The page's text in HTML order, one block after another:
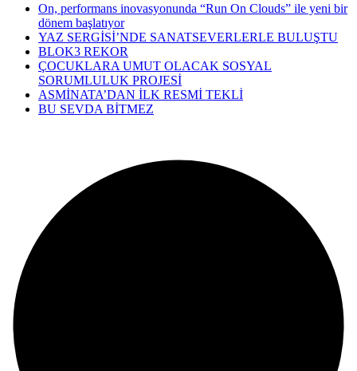
On, performans inovasyonunda “Run On Clouds” ile yeni bir
dönem başlatıyor
YAZ SERGİSİ’NDE SANATSEVERLERLE BULUŞTU
BLOK3 REKOR
ÇOCUKLARA UMUT OLACAK SOSYAL
SORUMLULUK PROJESİ
ASMİNATA’DAN İLK RESMİ TEKLİ
BU SEVDA BİTMEZ